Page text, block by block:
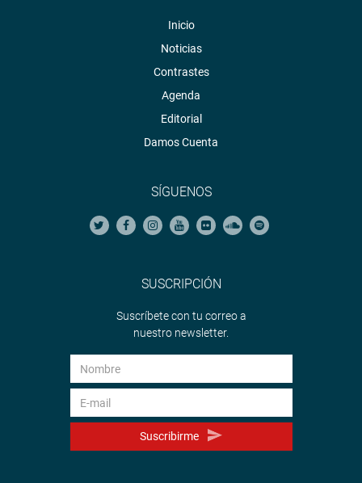
Inicio
Noticias
Contrastes
Agenda
Editorial
Damos Cuenta
SÍGUENOS
SUSCRIPCIÓN
Suscríbete con tu correo a
nuestro newsletter.
Suscribirme